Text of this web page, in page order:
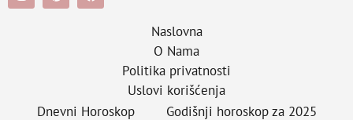
Naslovna
O Nama
Politika privatnosti
Uslovi korišćenja
Dnevni Horoskop
Godišnji horoskop za 2025